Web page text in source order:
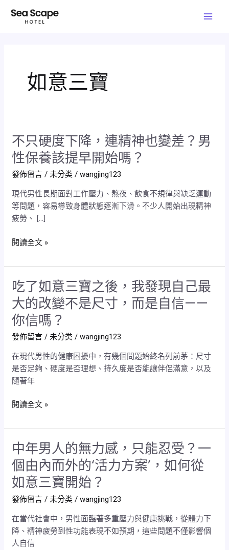
如意三寶
不只硬度下降，連精神也變差？男
性保養該提早開始嗎？
發佈留言 / 未分类 /wangjing123
現代男性長期面對工作壓力、熬夜、飲食不規律與缺乏運動
等問題，容易導致身體狀態逐漸下滑。不少人開始出現精神
疲勞、 […]
不
只
硬
度
降，
連
精
神
也
男
性
保
養
該
早
開
始
閱讀全文 »
吃了如意三寶之後，我發現自己最
大的改變不是尺寸，而是自信——
你信嗎？
發佈留言 / 未分类 /wangjing123
在現代男性的健康困擾中，有幾個問題始終名列前茅：尺寸
是否足夠、硬度是否理想、持久度是否能讓伴侶滿意，以及
隨著年
吃
了
如
意
三
之
後，
我
現
己
最
大
的
改
變
不
是
尺
寸，
閱讀全文 »
中年男人的無力感，只能忍受？一
個由內而外的‘活力方案’，如何從
如意三寶開始？
發佈留言 / 未分类 /wangjing123
在當代社會中，男性面臨著多重壓力與健康挑戰，從體力下
降、精神疲勞到性功能表現不如預期，這些問題不僅影響個
人自信
中
年
男
人
的
力
感，
只
章